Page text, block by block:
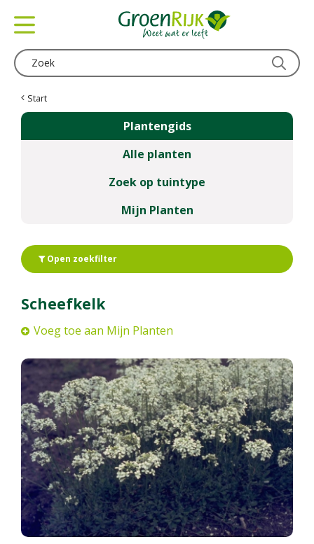
Start
Plantengids
Alle planten
Zoek op tuintype
Mijn Planten
Open zoekfilter
Scheefkelk
Voeg toe aan Mijn Planten